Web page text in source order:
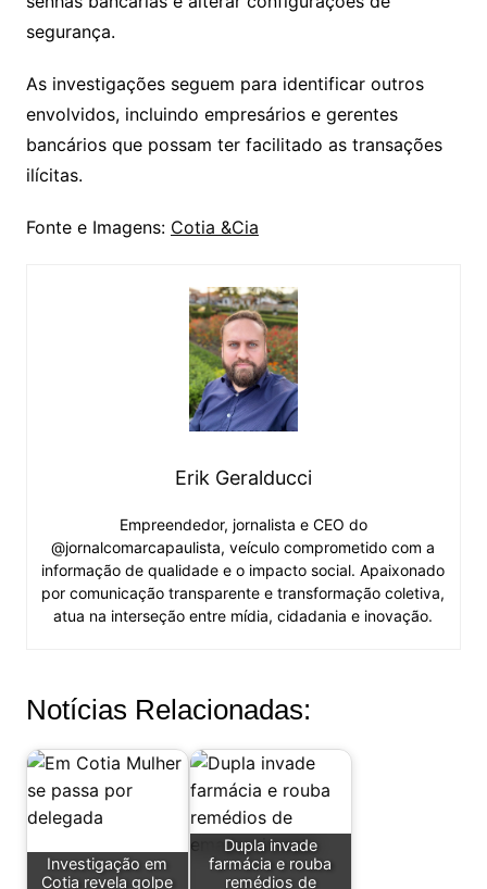
segurança.
As investigações seguem para identificar outros
envolvidos, incluindo empresários e gerentes
bancários que possam ter facilitado as transações
ilícitas.
Fonte e Imagens: Cotia &Cia
Erik Geralducci
Empreendedor, jornalista e CEO do
@jornalcomarcapaulista, veículo comprometido com a
informação de qualidade e o impacto social. Apaixonado
por comunicação transparente e transformação coletiva,
atua na interseção entre mídia, cidadania e inovação.
Notícias Relacionadas:
Investigação em
Cotia revela golpe
Dupla invade
farmácia e rouba
remédios de